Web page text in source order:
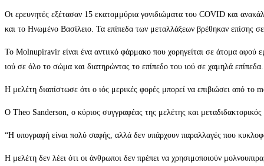
Οι ερευνητές εξέτασαν 15 εκατομμύρια γονιδιώματα του COVID και
και το Ηνωμένο Βασίλειο. Τα επίπεδα των μεταλλάξεων βρέθηκαν επίσης
Το Molnupiravir είναι ένα αντιικό φάρμακο που χορηγείται σε άτομα αφού
ιού σε όλο το σώμα και διατηρώντας το επίπεδο του ιού σε χαμηλά επίπεδα.
Η μελέτη διαπίστωσε ότι ο ιός μερικές φορές μπορεί να επιβιώσει από
Ο Theo Sanderson, ο κύριος συγγραφέας της μελέτης και
“Η υπογραφή είναι πολύ σαφής, αλλά δεν υπάρχουν παραλλαγές που
Η μελέτη δεν λέει ότι οι άνθρωποι δεν πρέπει να χρησιμοποιούν